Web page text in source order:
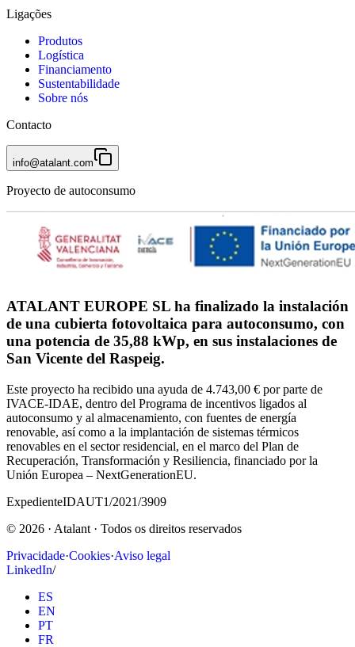
Ligações
Produtos
Logística
Financiamento
Sustentabilidade
Sobre nós
Contacto
info@atalant.com
Proyecto de autoconsumo
ATALANT EUROPE SL ha finalizado la instalación
de una cubierta fotovoltaica para autoconsumo, con
una potencia de 35,88 kWp, en sus instalaciones de
San Vicente del Raspeig.
Este proyecto ha recibido una ayuda de 4.743,00 € por parte de
IVACE-IDAE, dentro del Programa de incentivos ligados al
autoconsumo y al almacenamiento, con fuentes de energía
renovable, así como a la implantación de sistemas térmicos
renovables en el sector residencial, en el marco del Plan de
Recuperación, Transformación y Resiliencia, financiado por la
Unión Europea – NextGenerationEU.
ExpedienteIDAUT1/2021/3909
© 2026 · Atalant · Todos os direitos reservados
Privacidade·Cookies·Aviso legal
LinkedIn/
ES
EN
PT
FR